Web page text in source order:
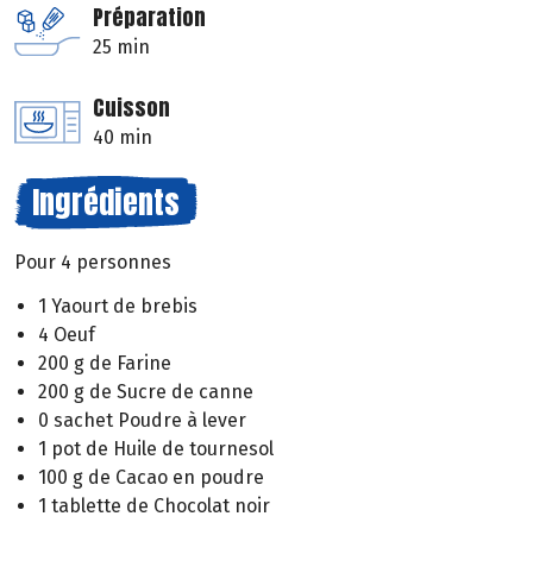
Préparation
25 min
Cuisson
40 min
Ingrédients
Pour 4 personnes
1 Yaourt de brebis
4 Oeuf
200 g de Farine
200 g de Sucre de canne
0 sachet Poudre à lever
1 pot de Huile de tournesol
100 g de Cacao en poudre
1 tablette de Chocolat noir